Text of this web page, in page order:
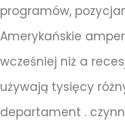
programów,
Amerykańskie
wcześniej niż a
używają tysięcy
departament .